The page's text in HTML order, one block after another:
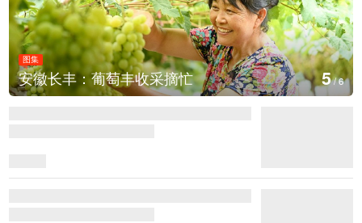
图集
安徽长丰：葡萄丰收采摘忙 5/6